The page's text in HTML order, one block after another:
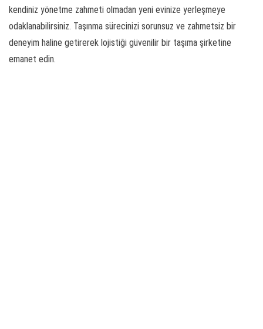
kendiniz yönetme zahmeti olmadan yeni evinize yerleşmeye
odaklanabilirsiniz. Taşınma sürecinizi sorunsuz ve zahmetsiz bir
deneyim haline getirerek lojistiği güvenilir bir taşıma şirketine
emanet edin.